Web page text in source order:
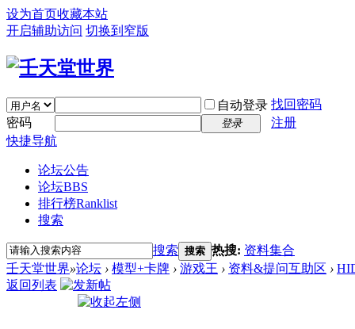
设为首页收藏本站
开启辅助访问 切换到窄版
自动登录 找回密码
密码
登录
注册
快捷导航
论坛公告
论坛BBS
排行榜Ranklist
搜索
搜索 搜索 热搜: 资料集合
壬天堂世界»论坛 › 模型+卡牌 › 游戏王 › 资料&提问互助区 ›
返回列表